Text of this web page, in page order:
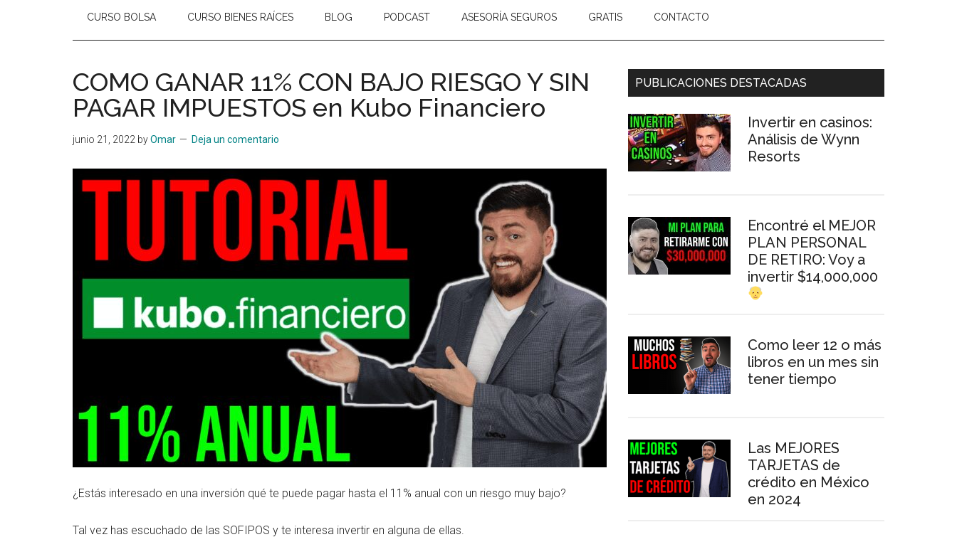
CURSO BOLSA CURSO BIENES RAÍCES BLOG PODCAST ASESORÍA SEGUROS GRATIS CONTACTO
COMO GANAR 11% CON BAJO RIESGO Y SIN
PAGAR IMPUESTOS en Kubo Financiero
junio 21, 2022 byOmar Deja un comentario
¿Estás interesado en una inversión qué te puede pagar hasta el 11% anual con un riesgo muy bajo?
Tal vez has escuchado de las SOFIPOS y te interesa invertir en alguna de ellas.
Barra
principal
PUBLICACIONES DESTACADAS
Invertir en casinos:
Análisis de Wynn
Resorts
Encontré el MEJOR
PLAN PERSONAL
DE RETIRO: Voy a
invertir $14,000,000
Como leer 12 o más
libros en un mes sin
tener tiempo
Las MEJORES
TARJETAS de
crédito en México
en 2024